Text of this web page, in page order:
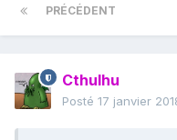
PRÉCÉDENT
Cthulhu
Posté 17 janvier